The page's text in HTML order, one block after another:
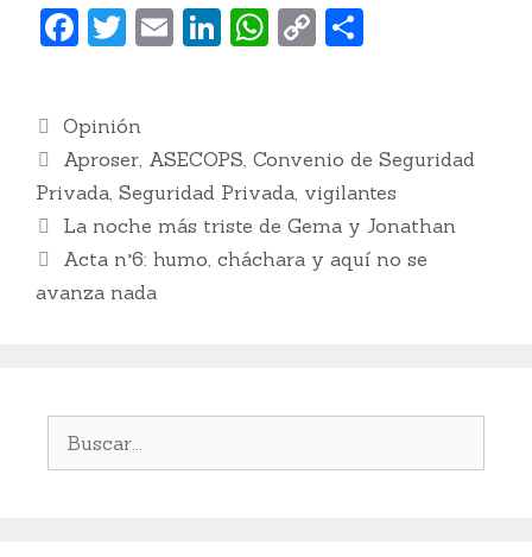
F
e
b
o
o
k
T
er
E
l
Li
e
dI
n
W
A
p
p
C
y
Li
n
k
p
ar
ti
r
Categorías
Opinión
Etiquetas
Aproser, ASECOPS Convenio de Seguridad
Privada Seguridad Privada vigilantes
La noche más triste de Gema y Jonathan
Acta n°6: humo, cháchara y aquí no se
avanza nada